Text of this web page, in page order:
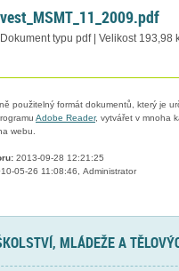
vest_MSMT_11_2009.pdf
Dokument typu pdf | Velikost 193,98
použitelný formát dokumentů, který je
Adobe Reader, vytvářet v mnoha
webu.
2013-09-28 12:21:25
05-26 11:08:46, Administrator
MLÁDEŽE A